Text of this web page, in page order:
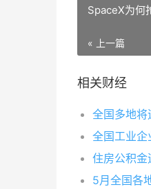
SpaceX为何
« 上一篇
相关财经
全国多地
全国工业企
住房公积金
5月全国各